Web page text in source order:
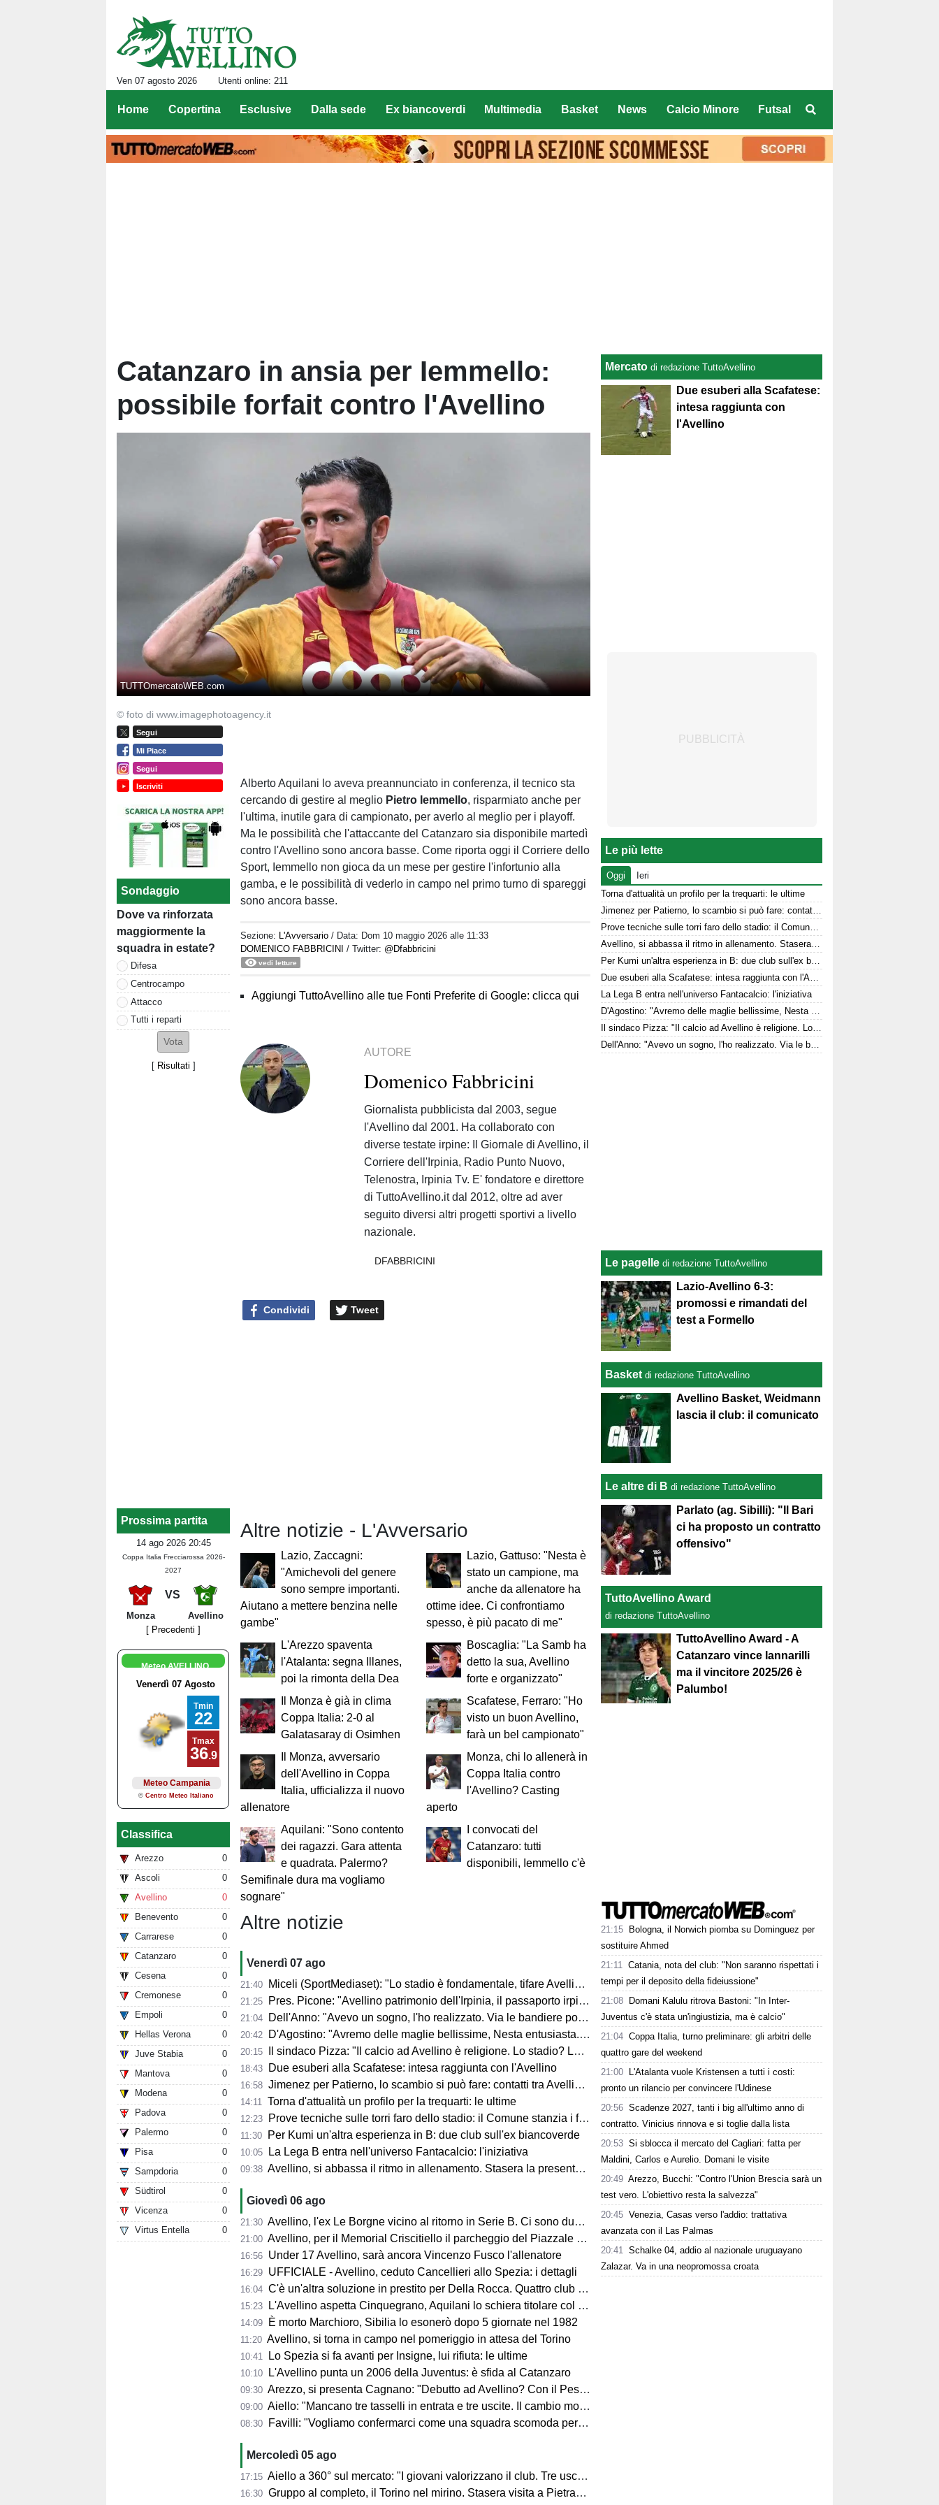
Ven 07 agosto 2026 Utenti online: 211
Home Copertina Esclusive Dalla sede Ex biancoverdi Multimedia Basket News Calcio Minore Futsal
Catanzaro in ansia per Iemmello:
possibile forfait contro l'Avellino
TUTTOmercatoWEB.com
© foto di www.imagephotoagency.it
Segui
Mi Piace
Segui
Iscriviti
Sondaggio
Dove va rinforzata
maggiormente la
squadra in estate?
Difesa
Centrocampo
Attacco
Tutti i reparti
[ Risultati ]
Prossima partita
14 ago 2026 20:45
Coppa Italia Frecciarossa 2026-
2027
VS
Monza
Avellino
[ Precedenti ]
Meteo AVELLINO
Classifica
Arezzo
0
Ascoli
0
Avellino
0
Benevento
0
Carrarese
0
Catanzaro
0
Cesena
0
Cremonese
0
Empoli
0
Hellas Verona
0
Juve Stabia
0
Mantova
0
Modena
0
Padova
0
Palermo
0
Pisa
0
Sampdoria
0
Südtirol
0
Vicenza
0
Virtus Entella
0
Alberto Aquilani lo aveva preannunciato in conferenza, il tecnico sta
cercando di gestire al meglio Pietro Iemmello, risparmiato anche per
l'ultima, inutile gara di campionato, per averlo al meglio per i playoff.
Ma le possibilità che l'attaccante del Catanzaro sia disponibile martedì
contro l'Avellino sono ancora basse. Come riporta oggi il Corriere dello
Sport, Iemmello non gioca da un mese per gestire l'infortunio alla
gamba, e le possibilità di vederlo in campo nel primo turno di spareggi
sono ancora basse.
Sezione: L'Avversario / Data: Dom 10 maggio 2026 alle 11:33
DOMENICO FABBRICINI
/ Twitter: @Dfabbricini
vedi letture
Aggiungi TuttoAvellino alle tue Fonti Preferite di Google: clicca qui
AUTORE
Domenico Fabbricini
Giornalista pubblicista dal 2003, segue
l'Avellino dal 2001. Ha collaborato con
diverse testate irpine: Il Giornale di Avellino, il
Corriere dell'Irpinia, Radio Punto Nuovo,
Telenostra, Irpinia Tv. E' fondatore e direttore
di TuttoAvellino.it dal 2012, oltre ad aver
seguito diversi altri progetti sportivi a livello
nazionale.
DFABBRICINI
Condividi Tweet
Altre notizie - L'Avversario
Lazio, Zaccagni:
"Amichevoli del genere
sono sempre importanti.
Aiutano a mettere benzina nelle
gambe"
Lazio, Gattuso: "Nesta è
stato un campione, ma
anche da allenatore ha
ottime idee. Ci confrontiamo
spesso, è più pacato di me"
L'Arezzo spaventa
l'Atalanta: segna Illanes,
poi la rimonta della Dea
Boscaglia: "La Samb ha
detto la sua, Avellino
forte e organizzato"
Il Monza è già in clima
Coppa Italia: 2-0 al
Galatasaray di Osimhen
Scafatese, Ferraro: "Ho
visto un buon Avellino,
farà un bel campionato"
Il Monza, avversario
dell'Avellino in Coppa
Italia, ufficializza il nuovo
allenatore
Monza, chi lo allenerà in
Coppa Italia contro
l'Avellino? Casting
aperto
Aquilani: "Sono contento
dei ragazzi. Gara attenta
e quadrata. Palermo?
Semifinale dura ma vogliamo
sognare"
I convocati del
Catanzaro: tutti
disponibili, Iemmello c'è
Altre notizie
Venerdì 07 ago
21:40 Miceli (SportMediaset): "Lo stadio è fondamentale, tifare Avellino un privilegio"
21:25 Pres. Picone: "Avellino patrimonio dell'Irpinia, il passaporto irpino..."
21:04 Dell'Anno: "Avevo un sogno, l'ho realizzato. Via le bandiere politiche..."
20:42 D'Agostino: "Avremo delle maglie bellissime, Nesta entusiasta. Mercato? Ottimo, ma..."
20:15 Il sindaco Pizza: "Il calcio ad Avellino è religione. Lo stadio? Lo faremo..."
18:43 Due esuberi alla Scafatese: intesa raggiunta con l'Avellino
16:58 Jimenez per Patierno, lo scambio si può fare: contatti tra Avellino e Catania
14:11 Torna d'attualità un profilo per la trequarti: le ultime
12:23 Prove tecniche sulle torri faro dello stadio: il Comune stanzia i fondi
11:30 Per Kumi un'altra esperienza in B: due club sull'ex biancoverde
10:05 La Lega B entra nell'universo Fantacalcio: l'iniziativa
09:38 Avellino, si abbassa il ritmo in allenamento. Stasera la presentazione in Piazza
Giovedì 06 ago
21:30 Avellino, l'ex Le Borgne vicino al ritorno in Serie B. Ci sono due club sul francese
21:00 Avellino, per il Memorial Criscitiello il parcheggio del Piazzale degli Irpini è occupato. I tifosi possono parcheggiare al Campo Genova
16:56 Under 17 Avellino, sarà ancora Vincenzo Fusco l'allenatore
16:29 UFFICIALE - Avellino, ceduto Cancellieri allo Spezia: i dettagli
16:04 C'è un'altra soluzione in prestito per Della Rocca. Quattro club su Manzi
15:23 L'Avellino aspetta Cinquegrano, Aquilani lo schiera titolare col Sassuolo
14:09 È morto Marchioro, Sibilia lo esonerò dopo 5 giornate nel 1982
11:20 Avellino, si torna in campo nel pomeriggio in attesa del Torino
10:41 Lo Spezia si fa avanti per Insigne, lui rifiuta: le ultime
10:10 L'Avellino punta un 2006 della Juventus: è sfida al Catanzaro
09:30 Arezzo, si presenta Cagnano: "Debutto ad Avellino? Con il Pescara andò bene. Gol dell'ex? Ho rispetto per la piazza e i compagni, non esulterei"
09:00 Aiello: "Mancano tre tasselli in entrata e tre uscite. Il cambio modulo? Una squadra camaleontica non dà punti di riferimento". Sull'esterno e il trequartista...
08:30 Favilli: "Vogliamo confermarci come una squadra scomoda per tutti. La concorrenza ben venga. Io mi sento bene"
Mercoledì 05 ago
17:15 Aiello a 360° sul mercato: "I giovani valorizzano il club. Tre uscite ancora da fare". Sul modulo, la difesa, Licina e Marina...
16:30 Gruppo al completo, il Torino nel mirino. Stasera visita a Pietrastornina
Mercato di redazione TuttoAvellino
Due esuberi alla Scafatese:
intesa raggiunta con
l'Avellino
Le più lette
Oggi
Ieri
Torna d'attualità un profilo per la trequarti: le ultime
Jimenez per Patierno, lo scambio si può fare: contatti tra Avellino e Catania
Prove tecniche sulle torri faro dello stadio: il Comune stanzia i fondi
Avellino, si abbassa il ritmo in allenamento. Stasera la presentazione in Piazza
Per Kumi un'altra esperienza in B: due club sull'ex biancoverde
Due esuberi alla Scafatese: intesa raggiunta con l'Avellino
La Lega B entra nell'universo Fantacalcio: l'iniziativa
D'Agostino: "Avremo delle maglie bellissime, Nesta entusiasta. Mercato? Ottimo, ma..."
Il sindaco Pizza: "Il calcio ad Avellino è religione. Lo stadio? Lo faremo..."
Dell'Anno: "Avevo un sogno, l'ho realizzato. Via le bandiere politiche..."
Le pagelle di redazione TuttoAvellino
Lazio-Avellino 6-3:
promossi e rimandati del
test a Formello
Basket di redazione TuttoAvellino
Avellino Basket, Weidmann
lascia il club: il comunicato
Le altre di B di redazione TuttoAvellino
Parlato (ag. Sibilli): "Il Bari
ci ha proposto un contratto
offensivo"
TuttoAvellino Award
di redazione TuttoAvellino
TuttoAvellino Award - A
Catanzaro vince Iannarilli
ma il vincitore 2025/26 è
Palumbo!
21:15
Bologna, il Norwich piomba su Dominguez per
sostituire Ahmed
21:11 Catania, nota del club: "Non saranno rispettati i
tempi per il deposito della fideiussione"
21:08
Domani Kalulu ritrova Bastoni: "In Inter-
Juventus c'è stata un'ingiustizia, ma è calcio"
21:04 Coppa Italia, turno preliminare: gli arbitri delle
quattro gare del weekend
21:00
L'Atalanta vuole Kristensen a tutti i costi:
pronto un rilancio per convincere l'Udinese
20:56 Scadenze 2027, tanti i big all'ultimo anno di
contratto. Vinicius rinnova e si toglie dalla lista
20:53 Si sblocca il mercato del Cagliari: fatta per
Maldini, Carlos e Aurelio. Domani le visite
20:49 Arezzo, Bucchi: "Contro l'Union Brescia sarà un
test vero. L'obiettivo resta la salvezza"
20:45 Venezia, Casas verso l'addio: trattativa
avanzata con il Las Palmas
20:41 Schalke 04, addio al nazionale uruguayano
Zalazar. Va in una neopromossa croata